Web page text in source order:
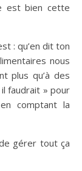
est bien cette
: qu’en dit ton
nous
plus qu’à des
faudrait » pour
comptant la
gérer tout ça